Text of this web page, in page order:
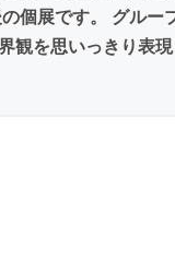
個展です。 グルー
観を思いっきり表現